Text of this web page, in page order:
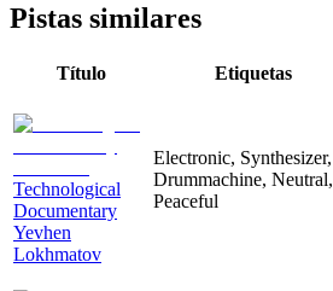
Pistas similares
Título Etiquetas
Technological
Documentary
Yevhen
Lokhmatov
Electronic, Synthesizer,
Drummachine, Neutral,
Peaceful